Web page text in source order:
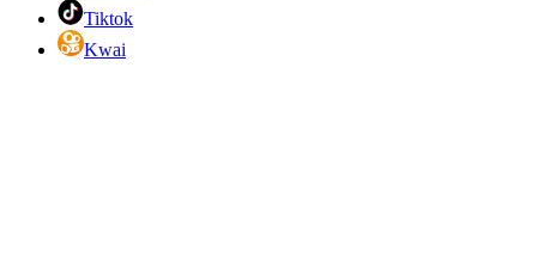
Tiktok
Kwai